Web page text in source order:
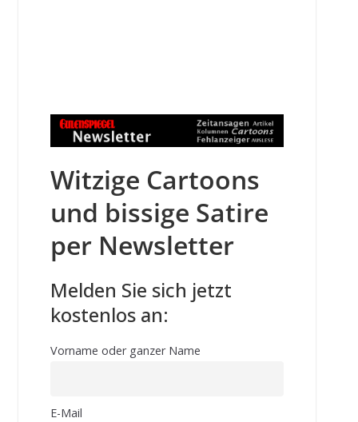
Witzige Cartoons
und bissige Satire
per Newsletter
Melden Sie sich jetzt
kostenlos an:
Vorname oder ganzer Name
E-Mail